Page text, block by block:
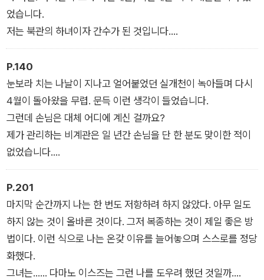
었습니다.
저는 북관의 하녀이자 간수가 된 것입니다.
검게 빛나는 열쇠가 제게 그 사실을 가르쳐주었습니다.
(「북관의 죄인」 중에서)
P.140
눈보라 치는 나날이 지나고 얼어붙었던 실개천이 녹아들며 다시
4월이 돌아왔을 무렵. 문득 이런 생각이 들었습니다.
그런데 손님은 대체 어디에 계신 걸까요?
제가 관리하는 비계관은 일 년간 손님을 단 한 분도 맞이한 적이
없었습니다.
(「산장비문」 중에서)
P.201
마지막 순간까지 나는 한 번도 저항하려 하지 않았다. 아무 일도
하지 않는 것이 올바른 것이다. 그저 복종하는 것이 제일 좋은 방
법이다. 이런 식으로 나는 온갖 이유를 늘어놓으며 스스로를 정당
화했다.
그녀는…… 다마노 이스즈는 그런 나를 도우려 했던 것일까.